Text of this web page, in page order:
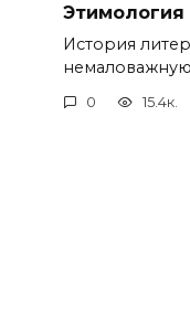
Этимология
История
0 15.4к.